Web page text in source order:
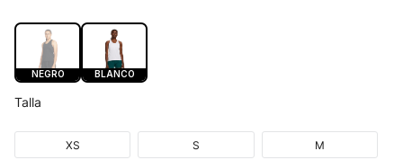
NEGRO BLANCO
Talla
XS S M